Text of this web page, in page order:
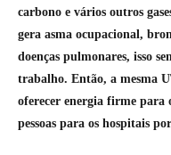
carbono e vários outros
gera asma ocupacional,
doenças pulmonares, isso
trabalho. Então, a mesma
oferecer energia firme para
pessoas para os hospitais